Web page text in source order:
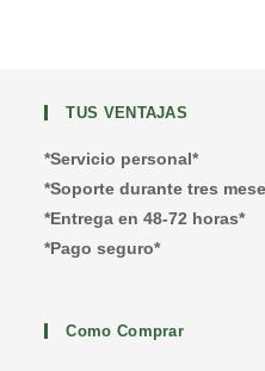
TUS VENTAJAS
*Servicio personal*
*Soporte durante tres
*Entrega en 48-72 horas*
*Pago seguro*
Como Comprar